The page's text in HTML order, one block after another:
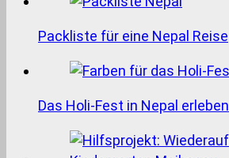
Packliste für eine Nepal Reise
Das Holi-Fest in Nepal erleben